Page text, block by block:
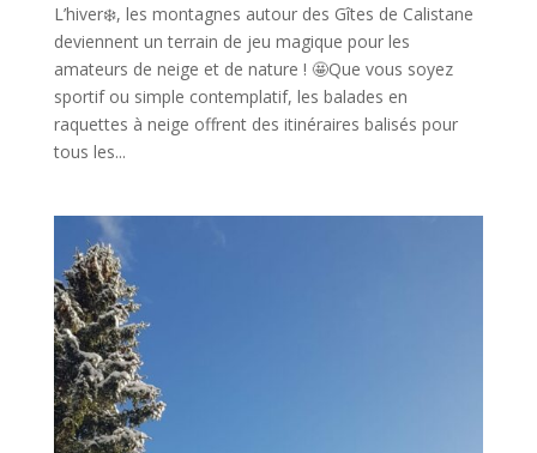
L’hiver❄️, les montagnes autour des Gîtes de Calistane
deviennent un terrain de jeu magique pour les
amateurs de neige et de nature ! 🤩Que vous soyez
sportif ou simple contemplatif, les balades en
raquettes à neige offrent des itinéraires balisés pour
tous les...